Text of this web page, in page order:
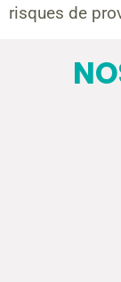
risques de